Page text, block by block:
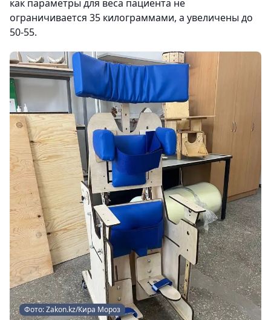
как параметры для веса пациента не
ограничивается 35 килограммами, а увеличены до
50-55.
Фото: Zakon.kz/Кира Мороз